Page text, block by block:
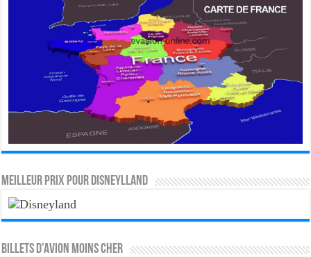
MEILLEUR PRIX POUR DISNEYLLAND
Billets d’avion moins cher